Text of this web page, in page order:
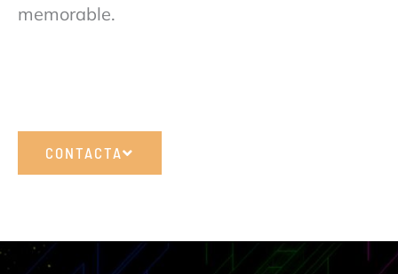
memorable.
CONTACTA